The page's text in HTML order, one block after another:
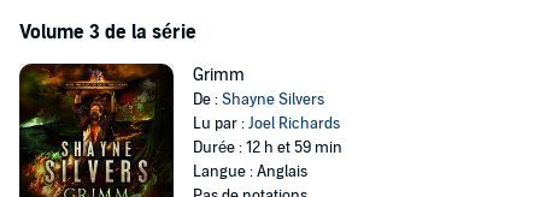
Volume 3 de la série
Grimm
De :Shayne Silvers
Lu par :Joel Richards
Durée : 12 h et 59 min
Langue : Anglais